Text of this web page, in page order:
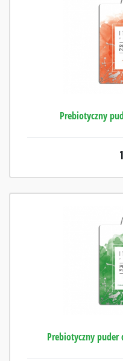
Prebiotyczny
Prebiotyczny